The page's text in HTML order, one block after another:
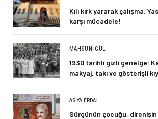
Kılı kırk yararak çalışma:
karşı mücadele!
MAHSUNI GÜL
1930 tarihli gizli genelge:
makyaj, takı ve gösterişli
ASYA ERDAL
Sürgünün çocuğu,